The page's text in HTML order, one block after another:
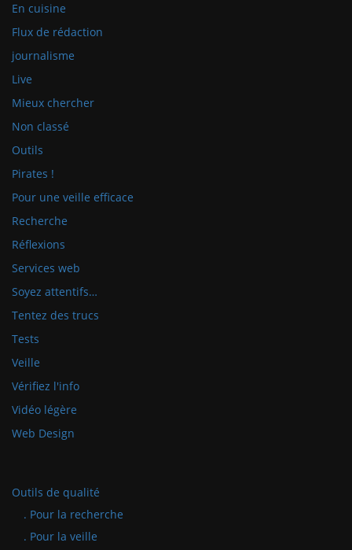
En cuisine
Flux de rédaction
journalisme
Live
Mieux chercher
Non classé
Outils
Pirates !
Pour une veille efficace
Recherche
Réflexions
Services web
Soyez attentifs…
Tentez des trucs
Tests
Veille
Vérifiez l'info
Vidéo légère
Web Design
Outils de qualité
. Pour la recherche
. Pour la veille